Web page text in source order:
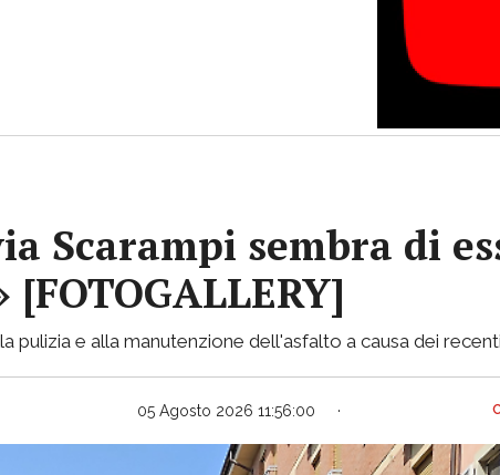
Scarampi sembra di
e alla manutenzione dell'asfalto a causa dei
05 Agosto 2026 11:56:00